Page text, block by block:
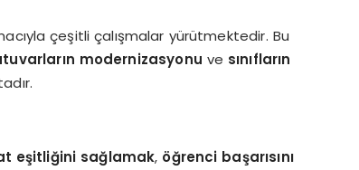
çeşitli çalışmalar yürütmektedir. Bu
modernizasyonu ve sınıfların
eşitliğini sağlamak, öğrenci başarısını